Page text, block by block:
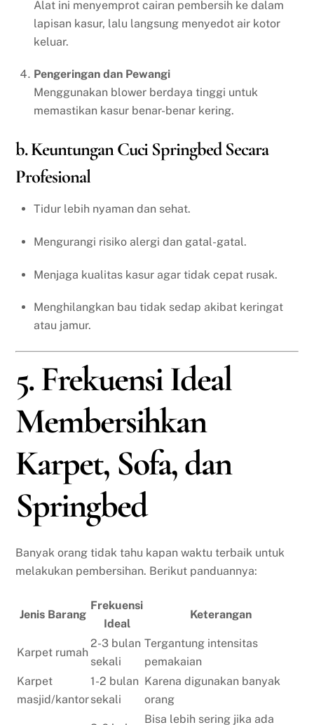
Alat ini menyemprot cairan pembersih ke dalam
lapisan kasur, lalu langsung menyedot air kotor
keluar.
Pengeringan dan Pewangi
Menggunakan blower berdaya tinggi untuk
memastikan kasur benar-benar kering.
b. Keuntungan Cuci Springbed Secara
Profesional
Tidur lebih nyaman dan sehat.
Mengurangi risiko alergi dan gatal-gatal.
Menjaga kualitas kasur agar tidak cepat rusak.
Menghilangkan bau tidak sedap akibat keringat
atau jamur.
5. Frekuensi Ideal
Membersihkan
Karpet, Sofa, dan
Springbed
Banyak orang tidak tahu kapan waktu terbaik untuk
melakukan pembersihan. Berikut panduannya:
Jenis Barang
Frekuensi
Ideal
Keterangan
Karpet rumah
2-3 bulan
sekali
Tergantung intensitas
pemakaian
Karpet
masjid/kantor
1-2 bulan
sekali
Karena digunakan banyak
orang
Bisa lebih sering jika ada